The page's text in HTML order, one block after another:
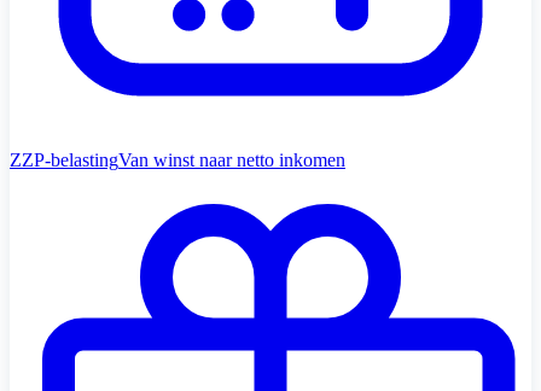
ZZP-belastingVan winst naar netto inkomen